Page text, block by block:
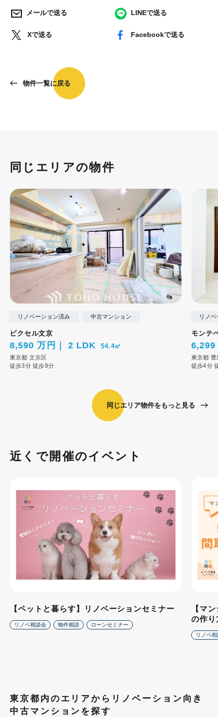
メールで送る LINEで送る
Xで送る Facebookで送る
物件一覧に戻る
同じエリアの物件
リノベーション済み 中古マンション
ビクセル文京
8,590 万円 2 LDK 54.4㎡
東京都 文京区
徒歩3分徒歩9分
リノ
モンテ
6,299
東京都
徒歩4分
同じエリア物件をもっと見る
近くで開催のイベント
【ペットと暮らす】リノベーションセミナー
リノベ相談会 物件相談 ローンセミナー
【マ
の作り
リノベ
東京都内のエリアからリノベーション向き
中古マンションを探す